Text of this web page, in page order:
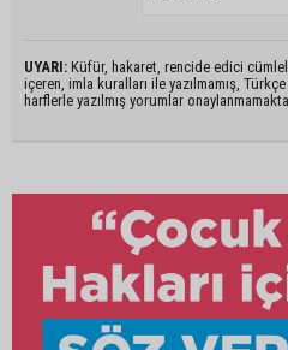
UYARI: Küfür, hakaret, rencide edici
içeren, imla kuralları ile yazılmamış,
harflerle yazılmış yorumlar